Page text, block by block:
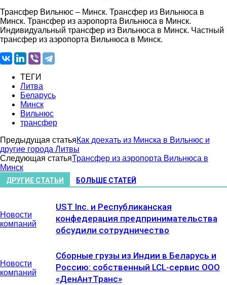
Трансфер Вильнюс – Минск. Трансфер из Вильнюса в
Минск. Трансфер из аэропорта Вильнюса в Минск.
Индивидуальный трансфер из Вильнюса в Минск. Частный
трансфер из аэропорта Вильнюса в Минск.
ТЕГИ
Литва
Беларусь
Минск
Вильнюс
трансфер
Предыдущая статьяКак доехать из Минска в Вильнюс и
другие города Литвы
Следующая статьяТрансфер из аэропорта Вильнюса в
Минск
ДРУГИЕ СТАТЬИ БОЛЬШЕ СТАТЕЙ
Новости
компаний
UST Inc. и Республиканская
конфедерация предпринимательства
обсудили сотрудничество
Новости
компаний
Сборные грузы из Индии в Беларусь и
Россию: собственный LCL-сервис ООО
«ДенАнтТранс»